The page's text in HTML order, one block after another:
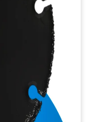
mais suaves e
madeira com
até concreto leve, e
permite máxima
O desempenho
em obras,
do acabamento
realizado. Com
alia segurança e
escolha inteligente
em todas